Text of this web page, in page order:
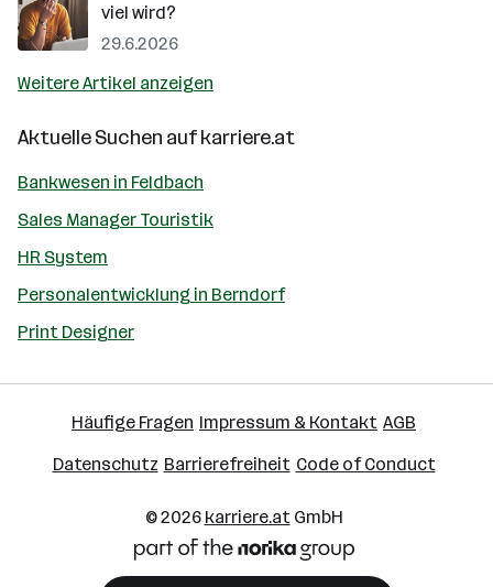
viel wird?
29.6.2026
Weitere Artikel anzeigen
Aktuelle Suchen aufkarriere.at
Bankwesen in Feldbach
Sales Manager Touristik
HR System
Personalentwicklung in Berndorf
Print Designer
Häufige Fragen Impressum & Kontakt AGB
Datenschutz Barrierefreiheit Code of Conduct
© 2026 karriere.atGmbH